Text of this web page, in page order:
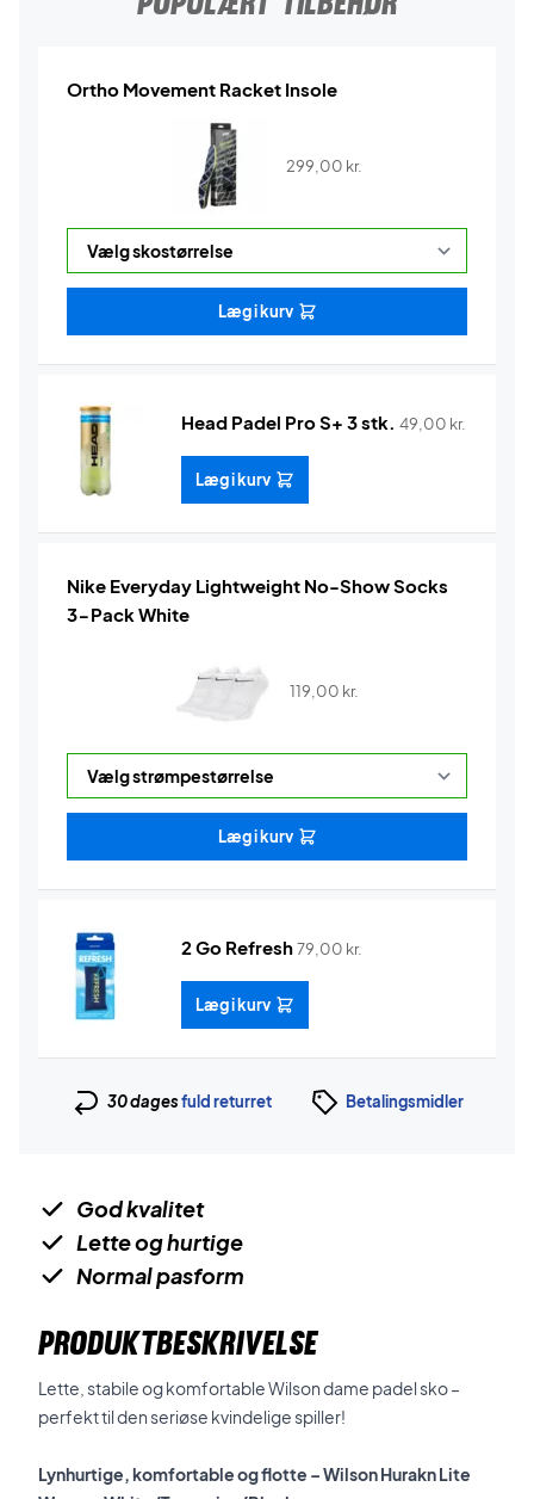
Ortho Movement Racket Insole
299,00 kr.
Læg i kurv
Head Padel Pro S+ 3 stk. 49,00 kr.
Læg i kurv
Nike Everyday Lightweight No-Show Socks
3-Pack White
119,00 kr.
Læg i kurv
2 Go Refresh79,00 kr.
Læg i kurv
30 dagesfuld returret Betalingsmidler
God kvalitet
Lette og hurtige
Normal pasform
PRODUKTBESKRIVELSE
Lette, stabile og komfortable Wilson dame padel sko –
perfekt til den seriøse kvindelige spiller!
Lynhurtige, komfortable og flotte – Wilson Hurakn Lite